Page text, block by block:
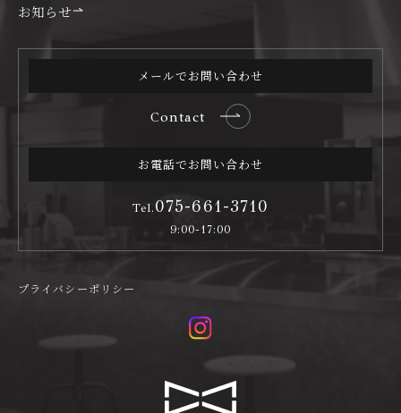
お知らせ
メールでお問い合わせ
Contact
お電話でお問い合わせ
Tel.075-661-3710
9:00-17:00
プライバシーポリシー